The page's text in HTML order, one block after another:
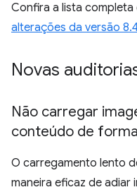
Confira a lista
alterações da versão
Novas
Não carregar
conteúdo de
O carregamento lento
maneira eficaz de adiar